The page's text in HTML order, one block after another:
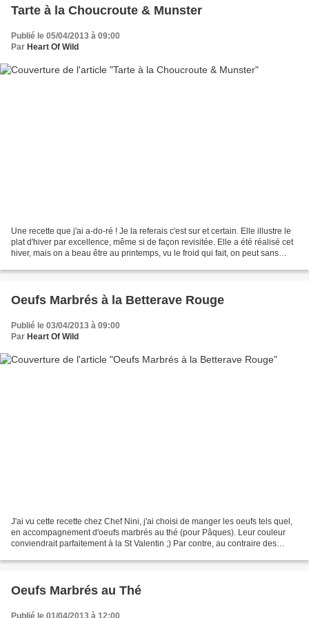
Tarte à la Choucroute & Munster
Publié le 05/04/2013 à 09:00
Par Heart Of Wild
Une recette que j'ai a-do-ré ! Je la referais c'est sur et certain. Elle illustre le
plat d'hiver par excellence, même si de façon revisitée. Elle a été réalisé cet
hiver, mais on a beau être au printemps, vu le froid qui fait, on peut sans
Oeufs Marbrés à la Betterave Rouge
Publié le 03/04/2013 à 09:00
Par Heart Of Wild
J'ai vu cette recette chez Chef Nini, j'ai choisi de manger les oeufs tels quel,
en accompagnement d'oeufs marbrés au thé (pour Pâques). Leur couleur
conviendrait parfaitement à la St Valentin ;) Par contre, au contraire des
Oeufs Marbrés au Thé
Publié le 01/04/2013 à 12:00